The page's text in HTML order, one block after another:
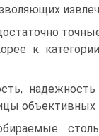
к
объективных